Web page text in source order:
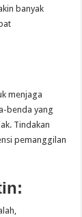
banyak
menjaga
benda yang
Tindakan
pemanggilan